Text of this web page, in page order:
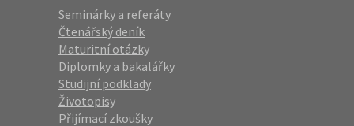
Seminárky a referáty
Čtenářský deník
Maturitní otázky
Diplomky a bakalářky
Studijní podklady
Životopisy
Přijímací zkoušky